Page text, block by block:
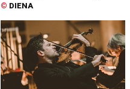
© DIENA